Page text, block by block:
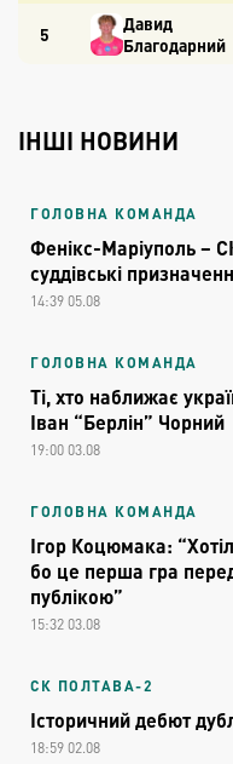
5
Давид
Благодарний
ІНШІ НОВИНИ
ГОЛОВНА КОМАНДА
Фенікс-Маріуполь –
суддівські
14:39 05.08
ГОЛОВНА КОМАНДА
Ті, хто наближає
Іван “Берлін” Чорний
19:00 03.08
ГОЛОВНА КОМАНДА
Ігор Коцюмака:
бо це перша гра
публікою”
15:32 03.08
СК ПОЛТАВА-2
Історичний дебют
18:59 02.08